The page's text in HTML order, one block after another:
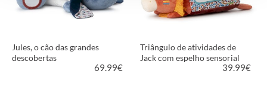
Jules, o cão das grandes
descobertas
69.99€
Triângulo de atividades de
Jack com espelho sensorial
39.99€